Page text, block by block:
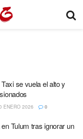
se vuela el alto y
ENERO 2026 0
Tulum tras ignorar un